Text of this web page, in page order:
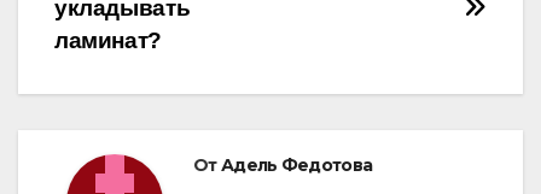
записям
укладывать
ламинат?
ОтАдель Федотова